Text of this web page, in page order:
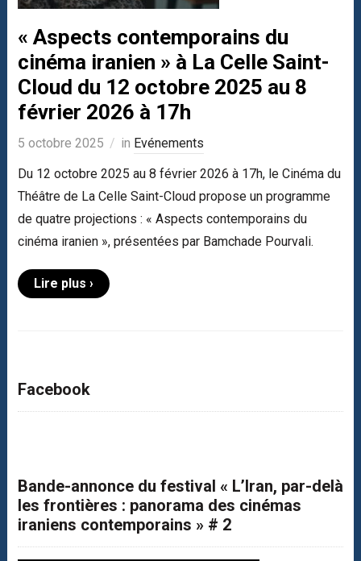
« Aspects contemporains du
cinéma iranien » à La Celle Saint-
Cloud du 12 octobre 2025 au 8
février 2026 à 17h
5 octobre 2025 in Evénements
Du 12 octobre 2025 au 8 février 2026 à 17h, le Cinéma du
Théâtre de La Celle Saint-Cloud propose un programme
de quatre projections : « Aspects contemporains du
cinéma iranien », présentées par Bamchade Pourvali.
Lire plus ›
Facebook
Bande-annonce du festival « L’Iran, par-delà
les frontières : panorama des cinémas
iraniens contemporains » # 2